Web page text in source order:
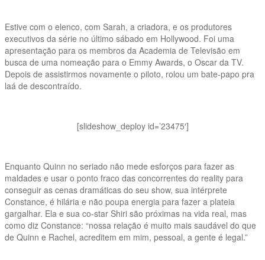
Estive com o elenco, com Sarah, a criadora, e os produtores
executivos da série no último sábado em Hollywood. Foi uma
apresentação para os membros da Academia de Televisão em
busca de uma nomeação para o Emmy Awards, o Oscar da TV.
Depois de assistirmos novamente o piloto, rolou um bate-papo pra
laá de descontraído.
[slideshow_deploy id=’23475′]
Enquanto Quinn no seriado não mede esforços para fazer as
maldades e usar o ponto fraco das concorrentes do reality para
conseguir as cenas dramáticas do seu show, sua intérprete
Constance, é hilária e não poupa energia para fazer a plateia
gargalhar. Ela e sua co-star Shiri são próximas na vida real, mas
como diz Constance: “nossa relação é muito mais saudável do que
de Quinn e Rachel, acreditem em mim, pessoal, a gente é legal.”